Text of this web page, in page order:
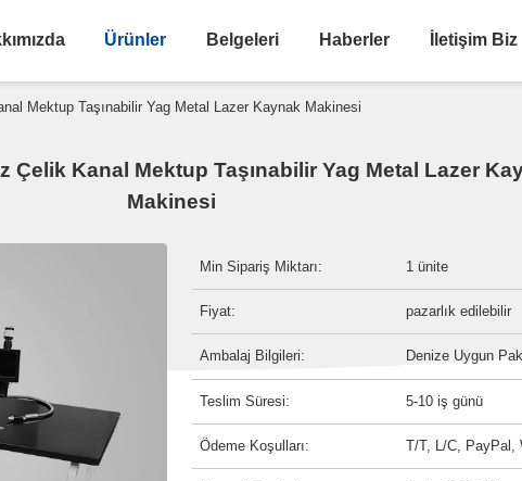
Ürünler Belgeleri Haberler İletişim Biz
Mektup Taşınabilir Yag Metal Lazer Kaynak Makinesi
Çelik Kanal Mektup Taşınabilir Yag Metal Lazer
Makinesi
Min Sipariş Miktarı: 1 ünite
Fiyat: pazarlık edilebilir
Ambalaj Bilgileri: Denize Uygun
Teslim Süresi: 5-10 iş günü
Ödeme Koşulları: T/T, L/C, PayPal,